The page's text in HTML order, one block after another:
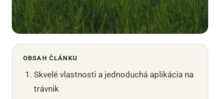
OBSAH ČLÁNKU
Skvelé vlastnosti a jednoduchá aplikácia na
trávnik